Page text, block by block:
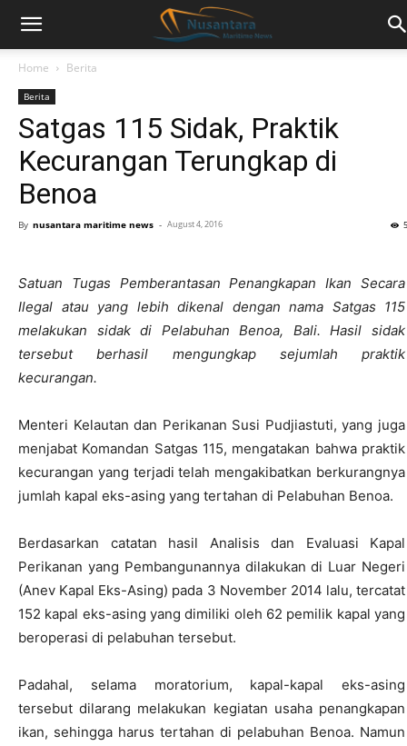
Home Berita
Berita
Satgas 115 Sidak, Praktik
Kecurangan Terungkap di
Benoa
By nusantara maritime news - August 4, 2016
Satuan Tugas Pemberantasan Penangkapan Ikan Secara
Ilegal atau yang lebih dikenal dengan nama Satgas 115
melakukan sidak di Pelabuhan Benoa, Bali. Hasil sidak
tersebut berhasil mengungkap sejumlah praktik
kecurangan.
Menteri Kelautan dan Perikanan Susi Pudjiastuti, yang juga
menjabat Komandan Satgas 115, mengatakan bahwa praktik
kecurangan yang terjadi telah mengakibatkan berkurangnya
jumlah kapal eks-asing yang tertahan di Pelabuhan Benoa.
Berdasarkan catatan hasil Analisis dan Evaluasi Kapal
Perikanan yang Pembangunannya dilakukan di Luar Negeri
(Anev Kapal Eks-Asing) pada 3 November 2014 lalu, tercatat
152 kapal eks-asing yang dimiliki oleh 62 pemilik kapal yang
beroperasi di pelabuhan tersebut.
Padahal, selama moratorium, kapal-kapal eks-asing
tersebut dilarang melakukan kegiatan usaha penangkapan
ikan, sehingga harus tertahan di pelabuhan Benoa. Namun